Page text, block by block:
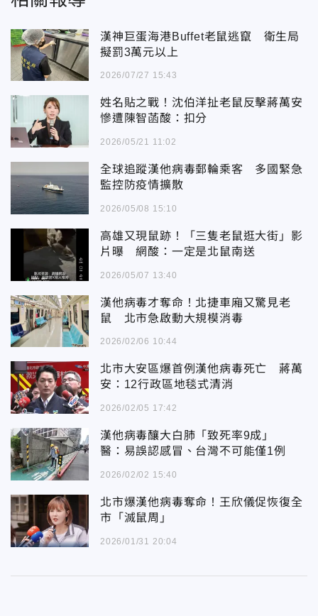
漢神巨蛋海港Buffet老鼠逃竄 衛生局
擬罰3萬元以上
2026/07/27 15:43
姓名貼之戰！沈伯洋扯老鼠反擊蔣萬安
慘遭陳智菡酸：扣分
2026/05/21 11:02
全球追蹤漢他病毒郵輪乘客 多國緊急
監控防疫情擴散
2026/05/08 15:10
高雄又現鼠跡！「三隻老鼠逛大街」影
片曝 網酸：一定是北鼠南送
2026/05/07 13:40
漢他病毒才奪命！北捷車廂又驚見老
鼠 北市急啟動大規模消毒
2026/02/06 10:44
北市大安區爆首例漢他病毒死亡 蔣萬
安：12行政區地毯式清消
2026/02/05 17:42
漢他病毒釀大白肺「致死率9成」
醫：易誤認感冒、台灣不可能僅1例
2026/02/02 15:40
北市爆漢他病毒奪命！王欣儀促恢復全
市「滅鼠周」
2026/01/31 20:04